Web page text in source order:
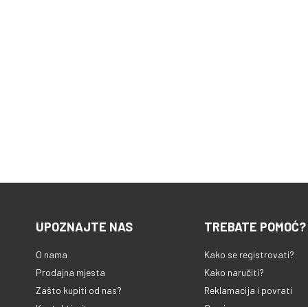
UPOZNAJTE NAS
O nama
Prodajna mjesta
Zašto kupiti od nas?
TREBATE POMOĆ?
Kako se registrovati?
Kako naručiti?
Reklamacija i povrati